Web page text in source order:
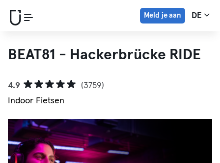
Meld je aan DE
BEAT81 - Hackerbrücke RIDE
4.9
(3759)
Indoor Fietsen